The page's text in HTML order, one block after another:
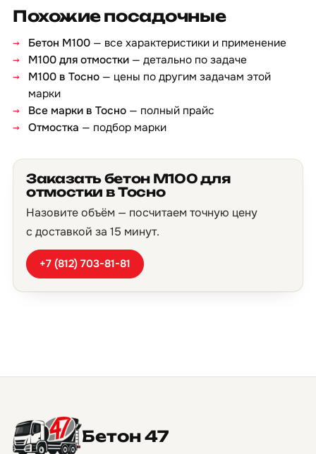
Похожие посадочные
Бетон М100 — все характеристики и применение
М100 для отмостки — детально по задаче
М100 в Тосно — цены по другим задачам этой
марки
Все марки в Тосно — полный прайс
Отмостка — подбор марки
Заказать бетон М100 для
отмостки в Тосно
Назовите объём — посчитаем точную цену
с доставкой за 15 минут.
+7 (812) 703-81-81
Бетон 47